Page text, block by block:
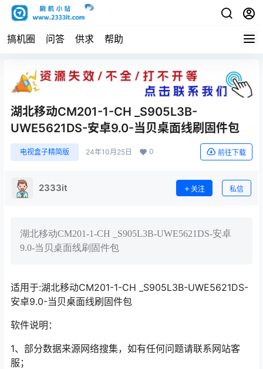
搞机圈 问答 供求 帮助
湖北移动CM201-1-CH _S905L3B-
UWE5621DS-安卓9.0-当贝桌面线刷固件包
电视盒子精简版 24年10月25日 0 前往下载
2333it 关注 私信
湖北移动CM201-1-CH _S905L3B-UWE5621DS-安卓
9.0-当贝桌面线刷固件包
适用于:湖北移动CM201-1-CH _S905L3B-UWE5621DS-
安卓9.0-当贝桌面线刷固件包
软件说明：
1、部分数据来源网络搜集，如有任何问题请联系网站客
服；